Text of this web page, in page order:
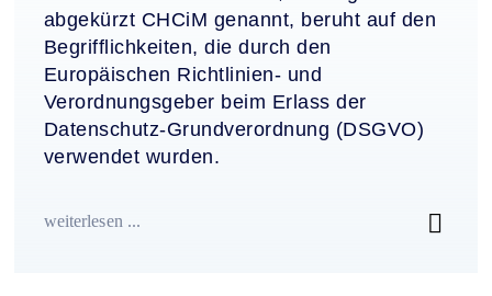
abgekürzt CHCiM genannt, beruht auf den
Begrifflichkeiten, die durch den
Europäischen Richtlinien- und
Verordnungsgeber beim Erlass der
Datenschutz-Grundverordnung (DSGVO)
verwendet wurden.
weiterlesen ...